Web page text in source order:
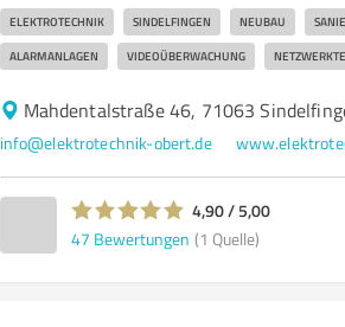
ELEKTROTECHNIK SINDELFINGEN NEUBAU
ALARMANLAGEN VIDEOÜBERWACHUNG
Mahdentalstraße 46, 71063
info@elektrotechnik-obert.de
4,90 / 5,00
47 Bewertungen (1 Quelle)